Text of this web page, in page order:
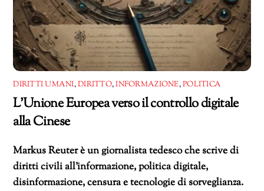
DIRITTI UMANI,DIRITTO,INFORMAZIONE,POLITICA
L’Unione Europea verso il controllo digitale
alla Cinese
Markus Reuter è un giornalista tedesco che scrive di
diritti civili all’informazione, politica digitale,
disinformazione, censura e tecnologie di sorveglianza.